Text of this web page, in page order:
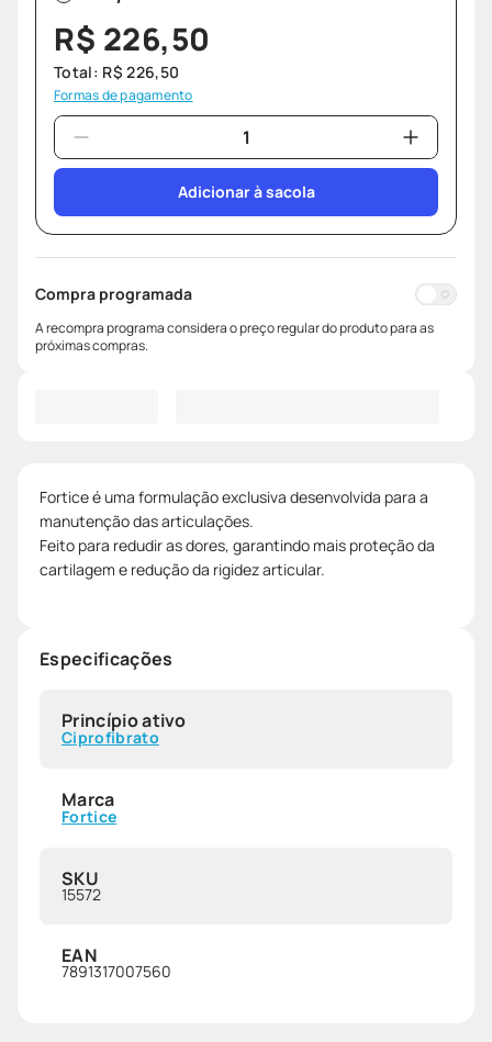
R$ 226,50
Total: R$ 226,50
Formas de pagamento
Adicionar à sacola
Compra programada
A recompra programa considera o preço regular do produto para as
próximas compras.
Fortice é uma formulação exclusiva desenvolvida para a
manutenção das articulações.
Feito para redudir as dores, garantindo mais proteção da
cartilagem e redução da rigidez articular.